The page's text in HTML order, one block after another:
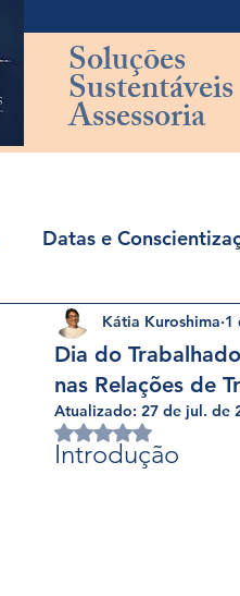
Soluções
Sustentáveis
Assessoria
Datas e
ESG vs Sustentabilidade
Gestão de Resíduos
Dia do
nas Relações de
Kátia Kuroshima 1
Atualizado: 27 de jul. de
Avaliado com NaN
Introdução